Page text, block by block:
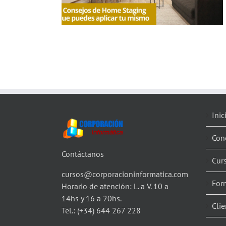
Contáctanos
cursos@corporacioninformatica.com
Horario de atención: L. a V. 10 a
14hs y 16 a 20hs.
Tel.: (+34) 644 267 228